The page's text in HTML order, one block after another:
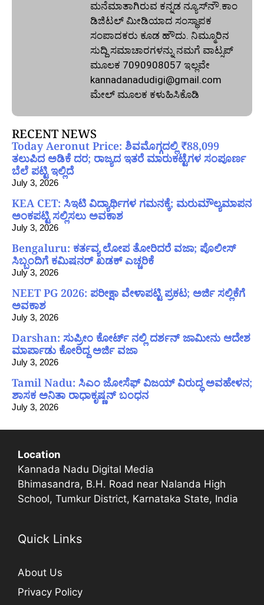
ಮನೆಮಾತಾಗಿರುವ ಕನ್ನಡ ನ್ಯೂಸ್‌ನೌ.ಕಾಂ
ಡಿಜಿಟಲ್‌ ಮೀಡಿಯಾದ ಸಂಸ್ಥಾಪಕ
ಸಂಪಾದಕರು ಕೂಡ ಹೌದು. ನಿಮ್ಮೂರಿನ
ಸುದ್ದಿ ಸಮಾಚಾರಗಳನ್ನು ನಮಗೆ ವಾಟ್ಸಪ್‌
ಮೂಲಕ 7090908057 ಇಲ್ಲವೇ
kannadanadudigi@gmail.com
ಮೇಲ್‌ ಮೂಲಕ ಕಳುಹಿಸಿಕೊಡಿ
RECENT NEWS
Today Aeronut Price: ಶಿವಮೊಗ್ಗದಲ್ಲಿ ₹88,099
ತಲುಪಿದ ಅಡಿಕೆ ದರ; ರಾಜ್ಯದ ಇತರೆ ಮಾರುಕಟ್ಟೆಗಳ ಸಂಪೂರ್ಣ
ಬೆಲೆ ಪಟ್ಟಿ ಇಲ್ಲಿದೆ
July 3, 2026
KEA CET: ಸಿಇಟಿ ವಿದ್ಯಾರ್ಥಿಗಳ ಗಮನಕ್ಕೆ; ಮರುಮೌಲ್ಯಮಾಪನ
ಅಂಕಪಟ್ಟಿ ಸಲ್ಲಿಸಲು ಅವಕಾಶ
July 3, 2026
Bengaluru: ಕರ್ತವ್ಯ ಲೋಪ ತೋರಿದರೆ ವಜಾ; ಪೊಲೀಸ್
ಸಿಬ್ಬಂದಿಗೆ ಕಮಿಷನರ್ ಖಡಕ್ ಎಚ್ಚರಿಕೆ
July 3, 2026
NEET PG 2026: ಪರೀಕ್ಷಾ ವೇಳಾಪಟ್ಟಿ ಪ್ರಕಟ; ಅರ್ಜಿ ಸಲ್ಲಿಕೆಗೆ
ಅವಕಾಶ
July 3, 2026
Darshan: ಸುಪ್ರೀಂ ಕೋರ್ಟ್ ನಲ್ಲಿ ದರ್ಶನ್ ಜಾಮೀನು ಆದೇಶ
ಮಾರ್ಪಾಡು ಕೋರಿದ್ದ ಅರ್ಜಿ ವಜಾ
July 3, 2026
Tamil Nadu: ಸಿಎಂ ಜೋಸೆಫ್ ವಿಜಯ್ ವಿರುದ್ಧ ಅವಹೇಳನ;
ಶಾಸಕ ಅನಿತಾ ರಾಧಾಕೃಷ್ಣನ್ ಬಂಧನ
July 3, 2026
Location
Kannada Nadu Digital Media
Bhimasandra, B.H. Road near Nalanda High
School, Tumkur District, Karnataka State, India
Quick Links
About Us
Privacy Policy